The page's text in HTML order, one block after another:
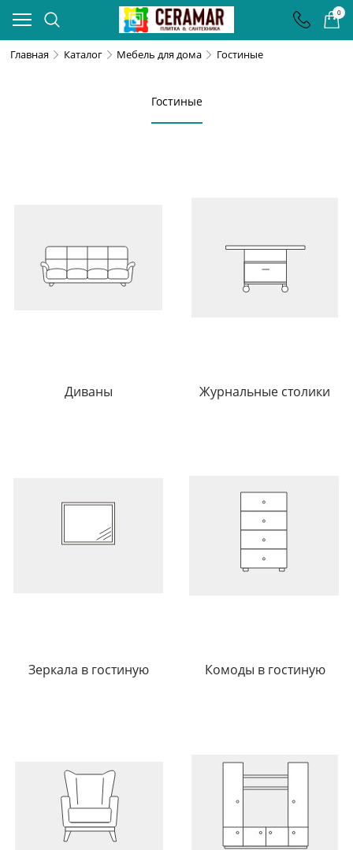
0
Главная Каталог Мебель для дома Гостиные
Гостиные
Диваны Журнальные столики
Зеркала в гостиную Комоды в гостиную